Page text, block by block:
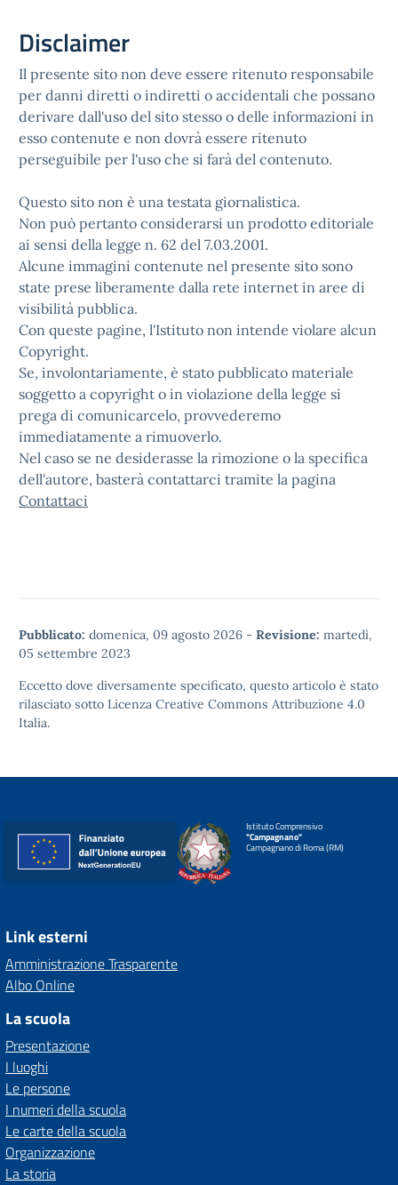
Disclaimer
Il presente sito non deve essere ritenuto responsabile
per danni diretti o indiretti o accidentali che possano
derivare dall'uso del sito stesso o delle informazioni in
esso contenute e non dovrà essere ritenuto
perseguibile per l'uso che si farà del contenuto.
Questo sito non è una testata giornalistica.
Non può pertanto considerarsi un prodotto editoriale
ai sensi della legge n. 62 del 7.03.2001.
Alcune immagini contenute nel presente sito sono
state prese liberamente dalla rete internet in aree di
visibilità pubblica.
Con queste pagine, l'Istituto non intende violare alcun
Copyright.
Se, involontariamente, è stato pubblicato materiale
soggetto a copyright o in violazione della legge si
prega di comunicarcelo, provvederemo
immediatamente a rimuoverlo.
Nel caso se ne desiderasse la rimozione o la specifica
dell'autore, basterà contattarci tramite la pagina
Contattaci
Pubblicato: domenica, 09 agosto 2026 - Revisione: martedì,
05 settembre 2023
Eccetto dove diversamente specificato, questo articolo è stato
rilasciato sotto Licenza Creative Commons Attribuzione 4.0
Italia.
Istituto Comprensivo
"Campagnano"
Campagnano di Roma (RM)
Link esterni
Amministrazione Trasparente
Albo Online
La scuola
Presentazione
I luoghi
Le persone
I numeri della scuola
Le carte della scuola
Organizzazione
La storia